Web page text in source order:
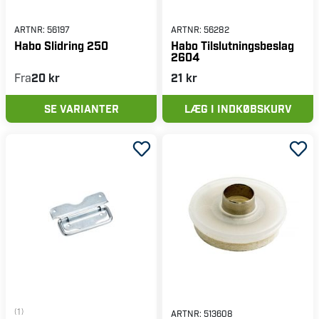
ARTNR: 56197
Habo Slidring 250
Fra20 kr
SE VARIANTER
ARTNR: 56282
Habo Tilslutningsbeslag
2604
21 kr
LÆG I INDKØBSKURV
(1)
ARTNR: 513608